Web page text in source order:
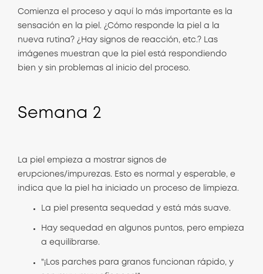
Comienza el proceso y aquí lo más importante es la
sensación en la piel. ¿Cómo responde la piel a la
nueva rutina? ¿Hay signos de reacción, etc.? Las
imágenes muestran que la piel está respondiendo
bien y sin problemas al inicio del proceso.
Semana 2
La piel empieza a mostrar signos de
erupciones/impurezas. Esto es normal y esperable, e
indica que la piel ha iniciado un proceso de limpieza.
La piel presenta sequedad y está más suave.
Hay sequedad en algunos puntos, pero empieza
a equilibrarse.
"¡Los parches para granos funcionan rápido, y